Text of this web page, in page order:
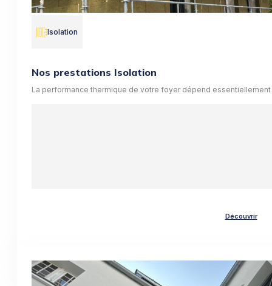
Isolation
Nos prestations Isolation
La performance thermique de votre foyer dépend
Découvrir